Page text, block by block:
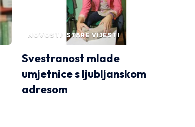
NOVOSTI STARE VIJESTI
Svestranost mlade
umjetnice s ljubljanskom
adresom